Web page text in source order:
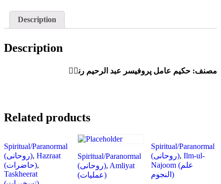
Description
Description
مصنف: حکیم عامل پروفیسر عبد الرحیم رندؒ
Related products
Spiritual/Paranormal
(روحانی), Hazraat
(حاضرات),
Taskheerat
Spiritual/Paranormal
(روحانی), Amliyat
(عملیات)
Spiritual/Paranormal
(روحانی),Ilm-ul-
Najoom (علم
النجوم)